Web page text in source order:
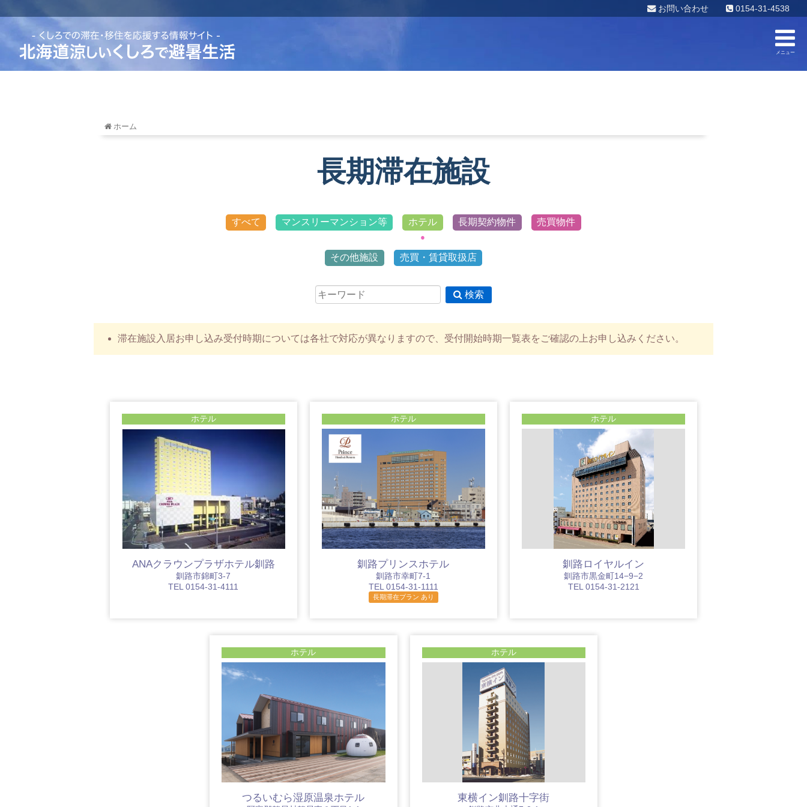
お問い合わせ 0154-31-4538
メニュー
ホーム
長期滞在施設
すべて マンスリーマンション等 ホテル 長期契約物件 売買物件
その他施設 売買・賃貸取扱店
検索
滞在施設入居お申し込み受付時期については各社で対応が異なりますので、受付開始時期一覧表をご確認の上お申し込みください。
ホテル
ANAクラウンプラザホテル釧路
釧路市錦町3-7
TEL 0154-31-4111
ホテル
釧路プリンスホテル
釧路市幸町7-1
TEL 0154-31-1111
長期滞在プラン あり
ホテル
釧路ロイヤルイン
釧路市黒金町14−9−2
TEL 0154-31-2121
ホテル
つるいむら湿原温泉ホテル
ホテル
東横イン釧路十字街